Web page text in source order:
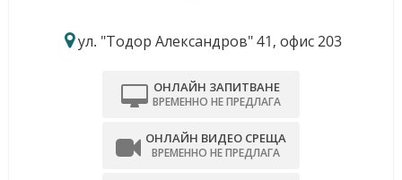
ул. "Тодор Александров" 41, офис 203
ОНЛАЙН ЗАПИТВАНЕ
ВРЕМЕННО НЕ ПРЕДЛАГА
ОНЛАЙН ВИДЕО СРЕЩА
ВРЕМЕННО НЕ ПРЕДЛАГА